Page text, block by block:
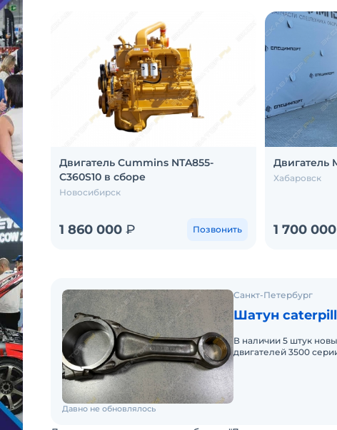
Двигатель Cummins NTA855-
C360S10 в сборе
Новосибирск
1 860 000 ₽ Позвонить
Двигатель
Хабаровск
1 700 000
Санкт-Петербург
Шатун
В наличии 5 штук
двигателей 3500
Давно не обновлялось